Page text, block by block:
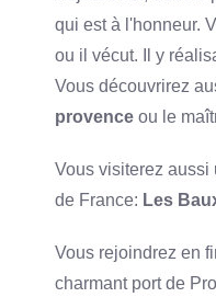
qui est à l'honneur.
ou il vécut. Il y
Vous découvrirez
provence ou le
Vous visiterez
de France: Les
Vous rejoindrez en
charmant port de